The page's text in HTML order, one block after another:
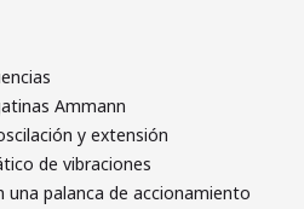
Ammann
y extensión
de vibraciones
una palanca de accionamiento